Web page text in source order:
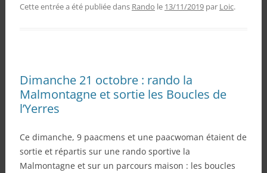
Cette entrée a été publiée dans Rando le 13/11/2019 par Loic.
Dimanche 21 octobre : rando la
Malmontagne et sortie les Boucles de
l’Yerres
Ce dimanche, 9 paacmens et une paacwoman étaient de
sortie et répartis sur une rando sportive la
Malmontagne et sur un parcours maison : les boucles